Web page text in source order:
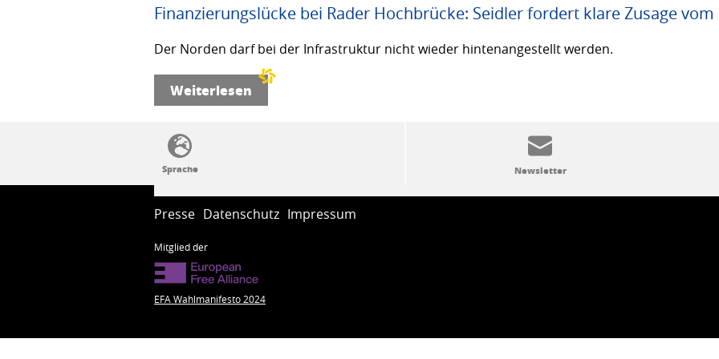
Finanzierungslücke bei Rader Hochbrücke: Seidler fordert klare Zusage
Der Norden darf bei der Infrastruktur nicht wieder hintenangestellt werden.
Weiterlesen
SSW-Politik von A bis Z
Presse Datenschutz Impressum
Mitglied der
EFA Wahlmanifesto 2024